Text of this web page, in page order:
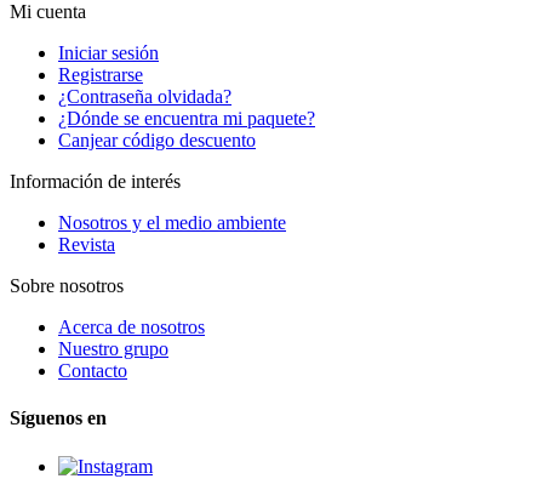
Mi cuenta
Iniciar sesión
Registrarse
¿Contraseña olvidada?
¿Dónde se encuentra mi paquete?
Canjear código descuento
Información de interés
Nosotros y el medio ambiente
Revista
Sobre nosotros
Acerca de nosotros
Nuestro grupo
Contacto
Síguenos en